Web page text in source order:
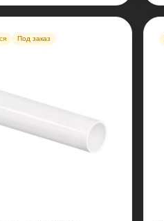
Под заказ